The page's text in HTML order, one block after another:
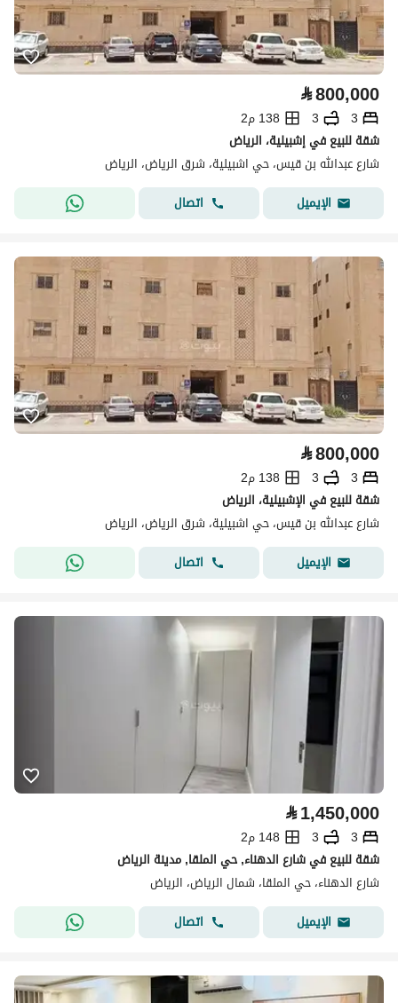
⃁800,000
3
3
138 م2
شقة للبيع في إشبيلية، الرياض
شارع عبدالله بن قيس، حي اشبيلية، شرق الرياض، الرياض
الإيميل
اتصال
⃁800,000
3
3
138 م2
شقة للبيع في الإشبيلية، الرياض
شارع عبدالله بن قيس، حي اشبيلية، شرق الرياض، الرياض
الإيميل
اتصال
⃁1,450,000
3
3
148 م2
شقة للبيع في شارع الدهناء, حي الملقا, مدينة الرياض
شارع الدهناء، حي الملقا، شمال الرياض، الرياض
الإيميل
اتصال